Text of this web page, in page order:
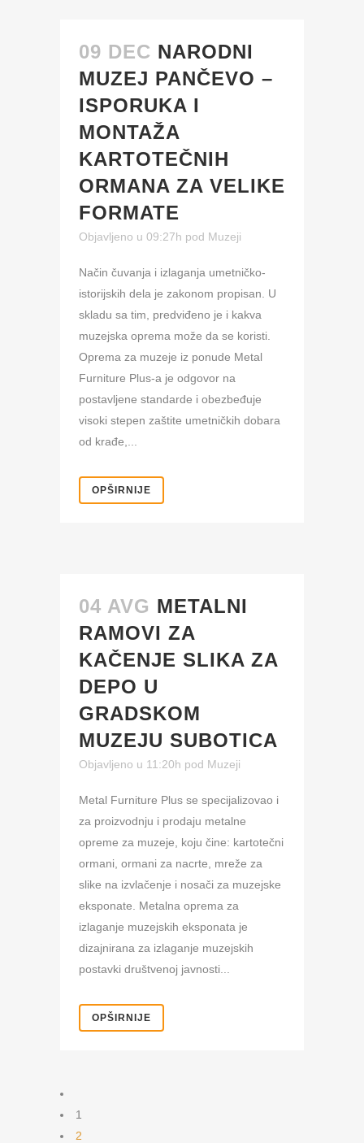
09 DEC NARODNI
MUZEJ PANČEVO –
ISPORUKA I
MONTAŽA
KARTOTEČNIH
ORMANA ZA VELIKE
FORMATE
Objavljeno u 09:27h pod Muzeji
Način čuvanja i izlaganja umetničko-
istorijskih dela je zakonom propisan. U
skladu sa tim, predviđeno je i kakva
muzejska oprema može da se koristi.
Oprema za muzeje iz ponude Metal
Furniture Plus-a je odgovor na
postavljene standarde i obezbeđuje
visoki stepen zaštite umetničkih dobara
od krađe,...
OPŠIRNIJE
04 AVG METALNI
RAMOVI ZA
KAČENJE SLIKA ZA
DEPO U
GRADSKOM
MUZEJU SUBOTICA
Objavljeno u 11:20h pod Muzeji
Metal Furniture Plus se specijalizovao i
za proizvodnju i prodaju metalne
opreme za muzeje, koju čine: kartotečni
ormani, ormani za nacrte, mreže za
slike na izvlačenje i nosači za muzejske
eksponate. Metalna oprema za
izlaganje muzejskih eksponata je
dizajnirana za izlaganje muzejskih
postavki društvenoj javnosti...
OPŠIRNIJE
1
2